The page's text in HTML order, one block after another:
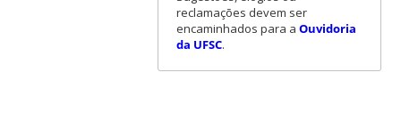
reclamações devem ser
encaminhados para a Ouvidoria
da UFSC.